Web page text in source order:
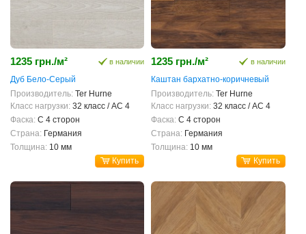
1235 грн./м² в наличии
Дуб Бело-Серый
Производитель: Ter Hurne
Класс нагрузки: 32 класс / AC 4
Фаска: С 4 сторон
Страна: Германия
Толщина: 10 мм
Купить
1235 грн./м² в наличии
Каштан бархатно-коричневый
Производитель: Ter Hurne
Класс нагрузки: 32 класс / AC 4
Фаска: С 4 сторон
Страна: Германия
Толщина: 10 мм
Купить